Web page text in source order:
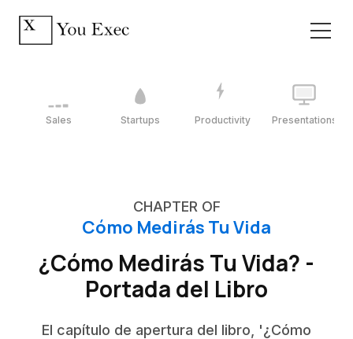
Sales Startups Productivity Presentations
CHAPTER OF
Cómo Medirás Tu Vida
¿Cómo Medirás Tu Vida? -
Portada del Libro
El capítulo de apertura del libro, '¿Cómo